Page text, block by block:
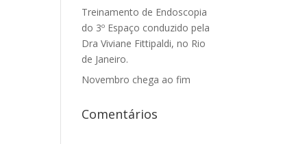
Treinamento de Endoscopia
do 3º Espaço conduzido pela
Dra Viviane Fittipaldi, no Rio
de Janeiro.
Novembro chega ao fim
Comentários